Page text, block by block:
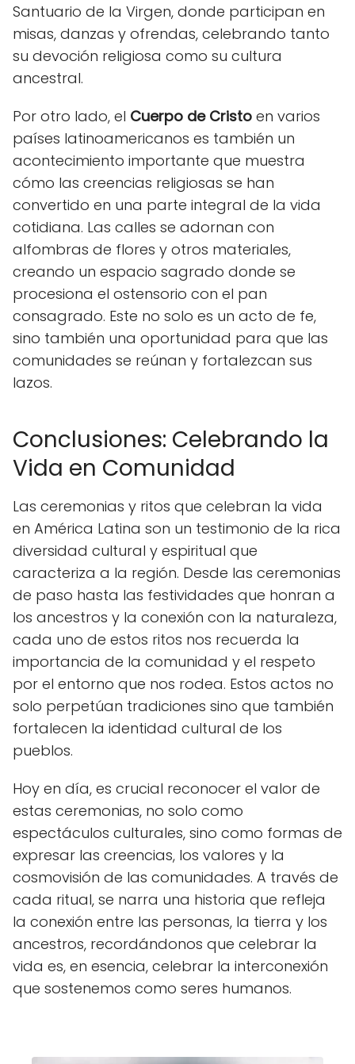
Santuario de la Virgen, donde participan en
misas, danzas y ofrendas, celebrando tanto
su devoción religiosa como su cultura
ancestral.
Por otro lado, el Cuerpo de Cristo en varios
países latinoamericanos es también un
acontecimiento importante que muestra
cómo las creencias religiosas se han
convertido en una parte integral de la vida
cotidiana. Las calles se adornan con
alfombras de flores y otros materiales,
creando un espacio sagrado donde se
procesiona el ostensorio con el pan
consagrado. Este no solo es un acto de fe,
sino también una oportunidad para que las
comunidades se reúnan y fortalezcan sus
lazos.
Conclusiones: Celebrando la
Vida en Comunidad
Las ceremonias y ritos que celebran la vida
en América Latina son un testimonio de la rica
diversidad cultural y espiritual que
caracteriza a la región. Desde las ceremonias
de paso hasta las festividades que honran a
los ancestros y la conexión con la naturaleza,
cada uno de estos ritos nos recuerda la
importancia de la comunidad y el respeto
por el entorno que nos rodea. Estos actos no
solo perpetúan tradiciones sino que también
fortalecen la identidad cultural de los
pueblos.
Hoy en día, es crucial reconocer el valor de
estas ceremonias, no solo como
espectáculos culturales, sino como formas de
expresar las creencias, los valores y la
cosmovisión de las comunidades. A través de
cada ritual, se narra una historia que refleja
la conexión entre las personas, la tierra y los
ancestros, recordándonos que celebrar la
vida es, en esencia, celebrar la interconexión
que sostenemos como seres humanos.